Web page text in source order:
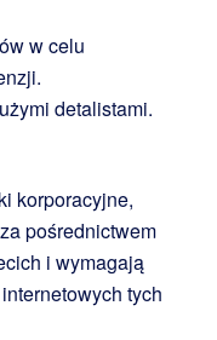
w celu
detalistami.
korporacyjne,
pośrednictwem
i wymagają
tych